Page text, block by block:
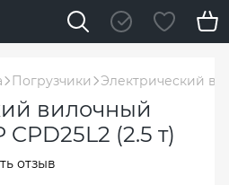
Погрузчики Электрический
вилочный
CPD25L2 (2.5 т)
отзыв